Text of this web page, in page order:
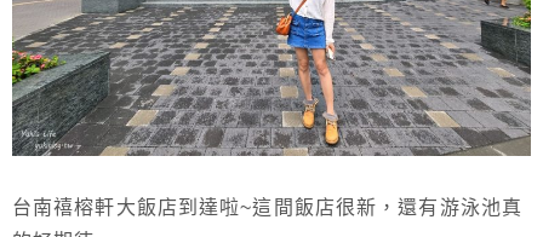
台南禧榕軒大飯店到達啦~這間飯店很新，還有游泳池真